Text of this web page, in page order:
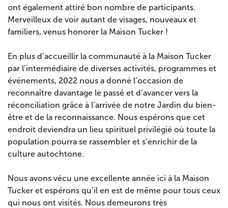
ont également attiré bon nombre de participants.
Merveilleux de voir autant de visages, nouveaux et
familiers, venus honorer la Maison Tucker !
En plus d’accueillir la communauté à la Maison Tucker
par l’intermédiaire de diverses activités, programmes et
événements, 2022 nous a donné l’occasion de
reconnaître davantage le passé et d’avancer vers la
réconciliation grâce à l’arrivée de notre Jardin du bien-
être et de la reconnaissance. Nous espérons que cet
endroit deviendra un lieu spirituel privilégié où toute la
population pourra se rassembler et s’enrichir de la
culture autochtone.
Nous avons vécu une excellente année ici à la Maison
Tucker et espérons qu’il en est de même pour tous ceux
qui nous ont visités. Nous demeurons très